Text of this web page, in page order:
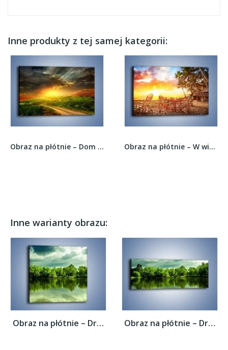
Inne produkty z tej samej kategorii:
Obraz na płótnie – Dom za małym zakrętem –... Obraz na płótnie – W wiklinowym krześle na...
Inne warianty obrazu:
Obraz na płótnie – Drzewa w wodnym odbiciu... Obraz na płótnie – Drzewa w wodnym odbiciu...